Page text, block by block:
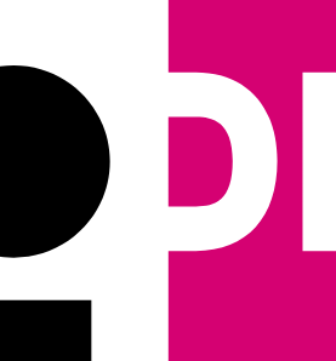
und gängigste Bahnpass für Feriengäste
Travel Pass. Mehr Rundum-Sorglos-
nur ein Ticket für die öffentlichen
er gibt dir auch Zugang zu Museen
Vergünstigungen.
Swiss Travel Pass enthalten:
öffentlichen Verkehrsmitteln der Schweiz
Schiff. Dazu zählen auch die
die Sitzplatzreservation zusätzlich